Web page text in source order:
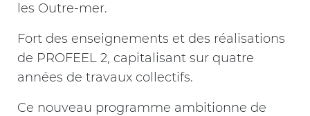
les Outre-mer.
Fort des enseignements et des réalisations
de PROFEEL 2, capitalisant sur quatre
années de travaux collectifs.
Ce nouveau programme ambitionne de